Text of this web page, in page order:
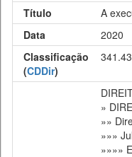
Título
A
Data
2020
Classificação
(CDDir)
»
»»
»»»
»»»»